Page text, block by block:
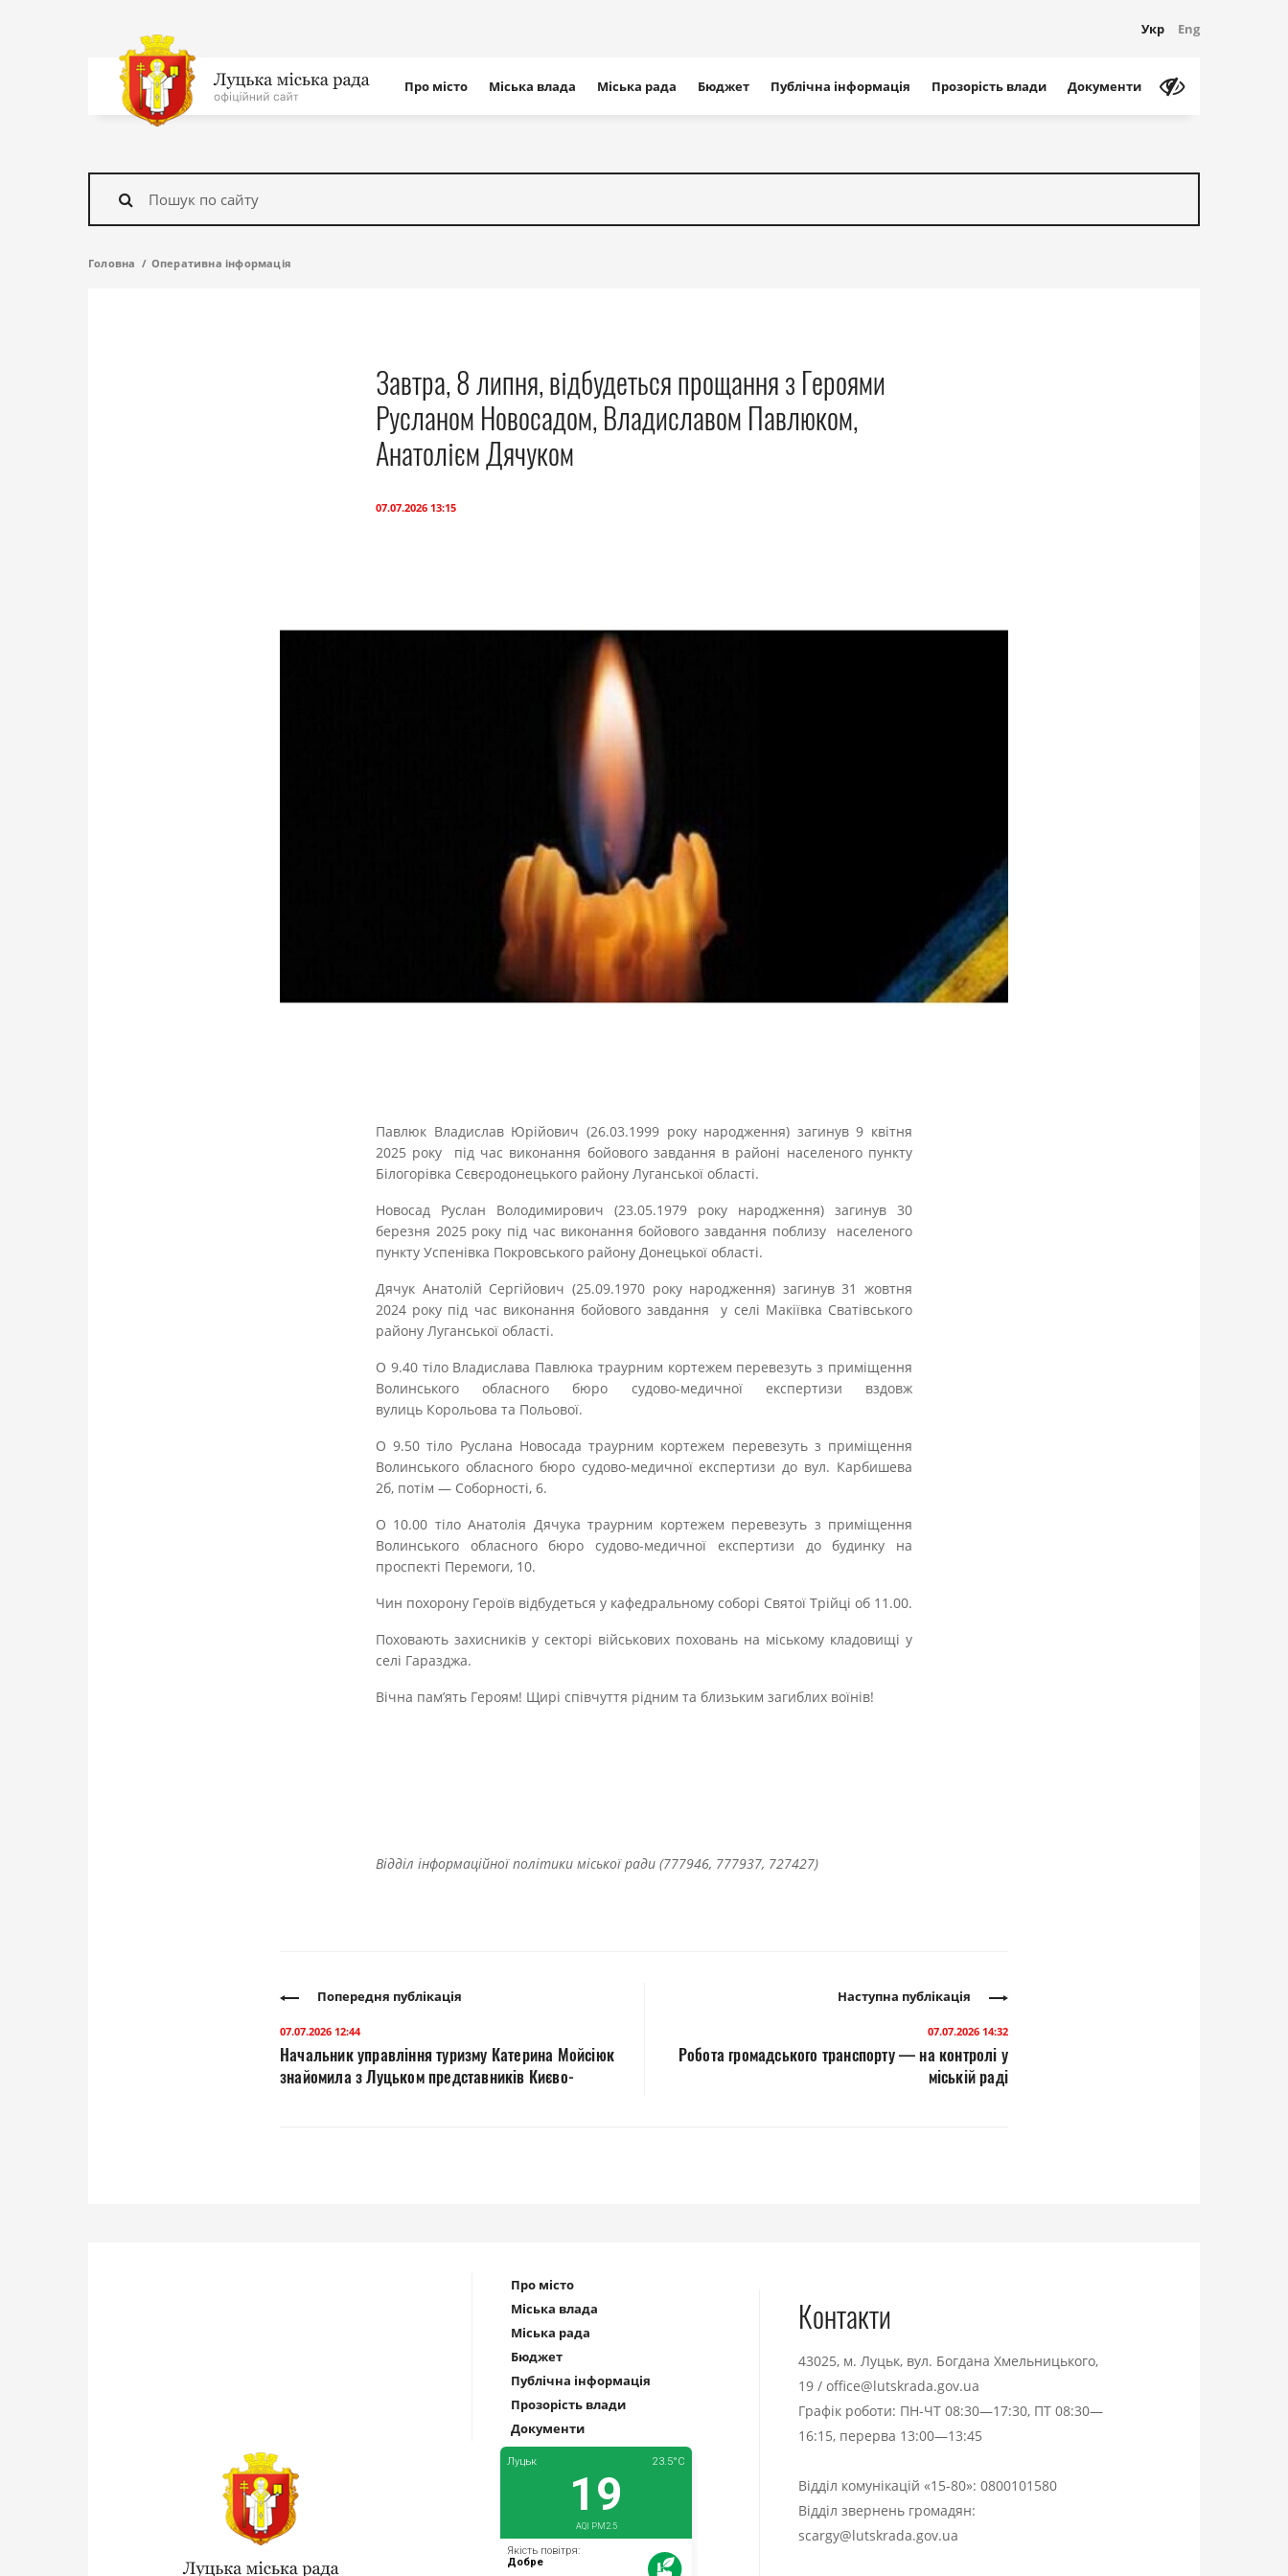
Укр Eng
На
головну
сайту
Про місто Міська влада Міська рада Бюджет Публічна інформація Прозорість влади Документи
Знайти
Головна Оперативна інформація
Завтра, 8 липня, відбудеться прощання з Героями
Русланом Новосадом, Владиславом Павлюком,
Анатолієм Дячуком
07.07.2026 13:15
Павлюк Владислав Юрійович (26.03.1999 року народження) загинув 9 квітня
2025 року під час виконання бойового завдання в районі населеного пункту
Білогорівка Сєвєродонецького району Луганської області.
Новосад Руслан Володимирович (23.05.1979 року народження) загинув 30
березня 2025 року під час виконання бойового завдання поблизу населеного
пункту Успенівка Покровського району Донецької області.
Дячук Анатолій Сергійович (25.09.1970 року народження) загинув 31 жовтня
2024 року під час виконання бойового завдання у селі Макіївка Сватівського
району Луганської області.
О 9.40 тіло Владислава Павлюка траурним кортежем перевезуть з приміщення
Волинського обласного бюро судово-медичної експертизи вздовж
вулиць Корольова та Польової.
О 9.50 тіло Руслана Новосада траурним кортежем перевезуть з приміщення
Волинського обласного бюро судово-медичної експертизи до вул. Карбишева
2б, потім — Соборності, 6.
О 10.00 тіло Анатолія Дячука траурним кортежем перевезуть з приміщення
Волинського обласного бюро судово-медичної експертизи до будинку на
проспекті Перемоги, 10.
Чин похорону Героїв відбудеться у кафедральному соборі Святої Трійці об 11.00.
Поховають захисників у секторі військових поховань на міському кладовищі у
селі Гаразджа.
Вічна пам’ять Героям! Щирі співчуття рідним та близьким загиблих воїнів!
Відділ інформаційної політики міської ради (777946, 777937, 727427)
Попередня публікація
07.07.2026 12:44
Начальник управління туризму Катерина Мойсіюк
знайомила з Луцьком представників Києво-
Наступна публікація
07.07.2026 14:32
Робота громадського транспорту — на контролі у
міській раді
Про місто
Міська влада
Міська рада
Бюджет
Публічна інформація
Прозорість влади
Документи
Контакти
43025, м. Луцьк, вул. Богдана Хмельницького,
19 / office@lutskrada.gov.ua
Графік роботи: ПН-ЧТ 08:30—17:30, ПТ 08:30—
16:15, перерва 13:00—13:45
Відділ комунікацій «15-80»: 0800101580
Відділ звернень громадян:
scargy@lutskrada.gov.ua